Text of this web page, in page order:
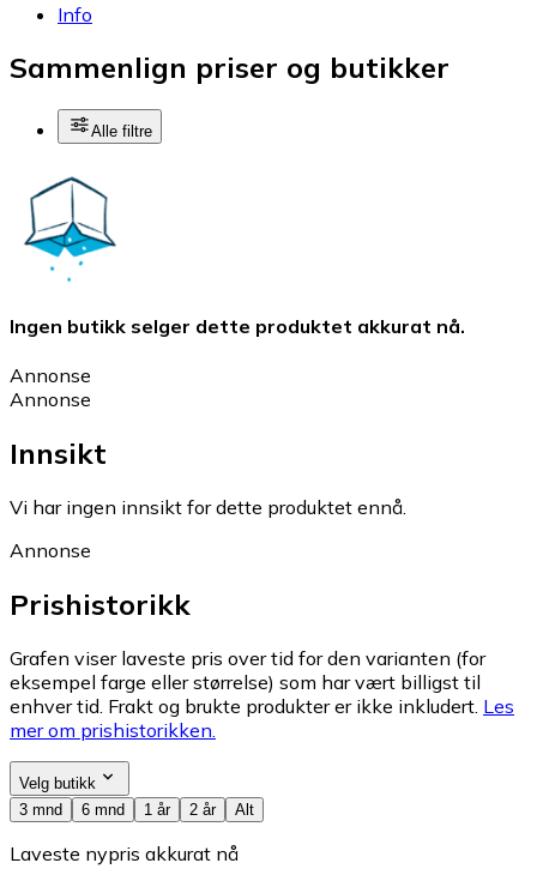
Info
Sammenlign priser og butikker
Alle filtre
Ingen butikk selger dette produktet akkurat nå.
Annonse
Annonse
Innsikt
Vi har ingen innsikt for dette produktet ennå.
Annonse
Prishistorikk
Grafen viser laveste pris over tid for den varianten (for
eksempel farge eller størrelse) som har vært billigst til
enhver tid. Frakt og brukte produkter er ikke inkludert. Les
mer om prishistorikken.
Velg butikk
3 mnd
6 mnd 1 år 2 år Alt
Laveste nypris akkurat nå